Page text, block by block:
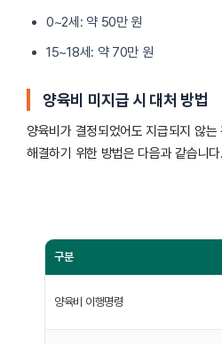
0~2세: 약 50만 원
15~18세: 약 70만 원
양육비 미지급 시 대처 방법
양육비가 결정되었어도 지급되지 않
해결하기 위한 방법은 다음과 같습니다.
구분
양육비 이행명령